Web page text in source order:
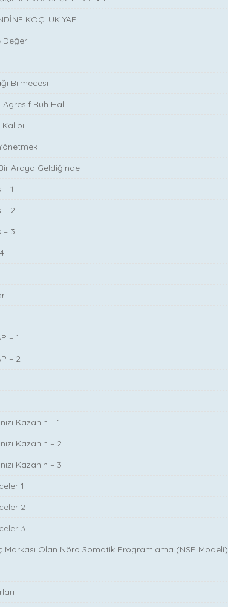
KOÇLUK YAP
Değer
Bilmecesi
Agresif Ruh Hali
Araya Geldiğinde
1
– 2
– 3
– 1
– 2
Kazanın – 1
Kazanın – 2
Kazanın – 3
1
2
3
Markası Olan Nöro Somatik Programlama (NSP Modeli)